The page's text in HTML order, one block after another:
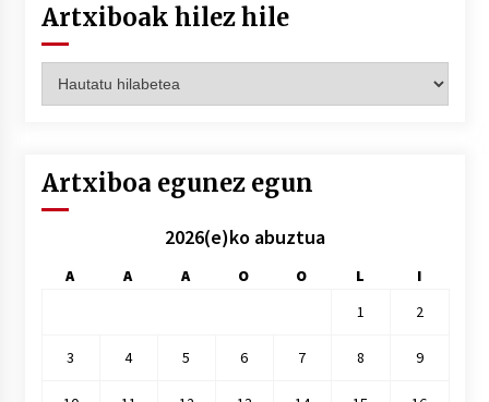
Artxiboak hilez hile
hilez
Artxiboa egunez egun
2026(e)ko abuztua
A A A O O L
I
1
2
3 4 5 6 7 8 9